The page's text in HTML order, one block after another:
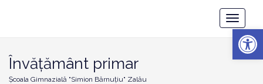
Toggle
Zalău
Învățământ primar
Școala Gimnazială "Simion Bărnuțiu" Zalău